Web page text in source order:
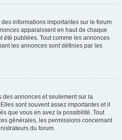
informations importantes sur le forum
apparaissent en haut de chaque
été publiées. Tout comme les annonces
les annonces sont définies par les
des annonces et seulement sur la
sont souvent assez importantes et il
que vous en avez la possibilité. Tout
générales, les permissions concernant
du forum.